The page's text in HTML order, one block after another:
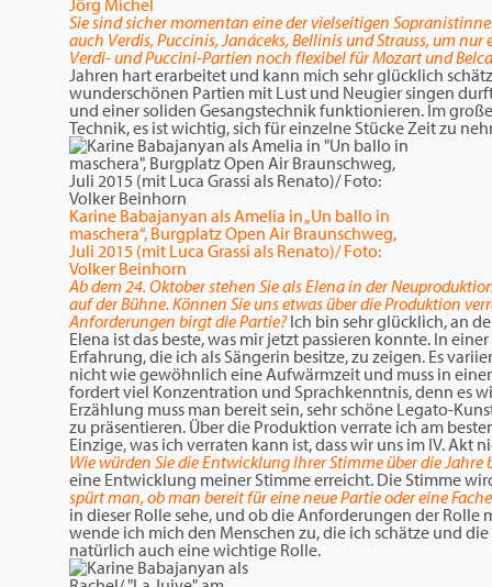
Jörg Michel
Sie sind sicher momentan eine der vielseitigen
auch Verdis, Puccinis, Janáceks, Bellinis und Strauss, um
Verdi- und Puccini-Partien noch flexibel für Mozart und
Jahren hart erarbeitet und kann mich sehr glücklich
wunderschönen Partien mit Lust und Neugier singen
und einer soliden Gesangstechnik funktionieren. Im
Technik, es ist wichtig, sich für einzelne Stücke Zeit zu
Karine Babajanyan als Amelia in „Un ballo in
maschera“, Burgplatz Open Air Braunschweg,
Juli 2015 (mit Luca Grassi als Renato)/ Foto:
Volker Beinhorn
Ab dem 24. Oktober stehen Sie als Elena in der
auf der Bühne. Können Sie uns etwas über die Produktion
Anforderungen birgt die Partie?Ich bin sehr glücklich, an
Elena ist das beste, was mir jetzt passieren konnte. In
Erfahrung, die ich als Sängerin besitze, zu zeigen. Es
nicht wie gewöhnlich eine Aufwärmzeit und muss in
fordert viel Konzentration und Sprachkenntnis, denn es
Erzählung muss man bereit sein, sehr schöne Legato-
zu präsentieren. Über die Produktion verrate ich am
Einzige, was ich verraten kann ist, dass wir uns im IV.
Wie würden Sie die Entwicklung Ihrer Stimme über die Jahre
eine Entwicklung meiner Stimme erreicht. Die Stimme
spürt man, ob man bereit für eine neue Partie oder eine
in dieser Rolle sehe, und ob die Anforderungen der
wende ich mich den Menschen zu, die ich schätze und
natürlich auch eine wichtige Rolle.